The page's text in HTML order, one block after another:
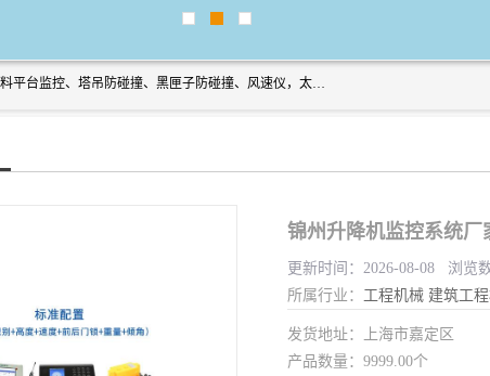
上海宇叶电子科技有限公司是吊钩视频监控、升降机监控、卸料平台监控、塔吊防碰撞、黑匣子防碰撞、风速仪，太阳能障碍灯安全提示灯等一系列升降机的常用配件产品专业研发生产加工的公司，拥有完整、科学的质量管理体系。
锦州升降机监控系统厂
更新时间：2026-08-08 浏览
所属行业： 工程机械 建筑工
发货地址：上海市嘉定区
产品数量：9999.00个